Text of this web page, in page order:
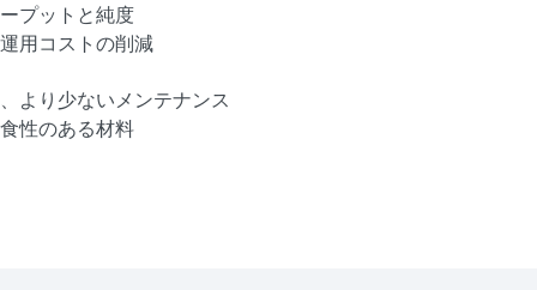
プットと純度
用コストの削減
より少ないメンテナンス
性のある材料